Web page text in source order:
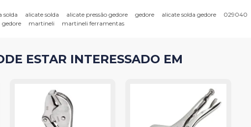
solda alicate solda alicate pressão gedore gedore alicate solda gedore 029040
gedore martineli martineli ferramentas
ESTAR INTERESSADO EM